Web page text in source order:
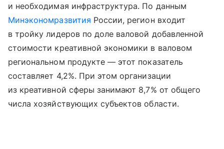
и необходимая инфраструктура. По данным
Минэкономразвития России, регион входит
в тройку лидеров по доле валовой добавленной
стоимости креативной экономики в валовом
региональном продукте — этот показатель
составляет 4,2%. При этом организации
из креативной сферы занимают 8,7% от общего
числа хозяйствующих субъектов области.